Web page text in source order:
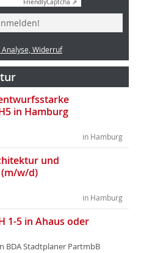
FriendlyCaptcha ⇗
Widerruf
in Hamburg
in Hamburg
und
w/d)
in Hamburg
1-5 in Ahaus oder
BDA Stadtplaner PartmbB